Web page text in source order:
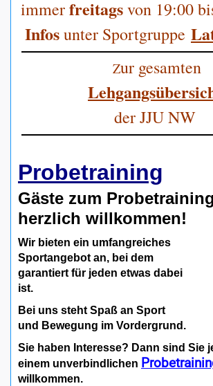
immerfreitagsvon 19:00
Infosunter Sportgruppe
Zur gesamten
der JJU NW
Probetraining
Gäste zum
herzlich willkommen!
Wir bieten ein umfangreiches
Sportangebot an, bei dem
garantiert für jeden etwas dabei
ist.
Bei uns steht Spaß an Sport
und Bewegung im Vordergrund.
Sie haben Interesse? Dann sind Sie
einem unverbindlichen
willkommen.